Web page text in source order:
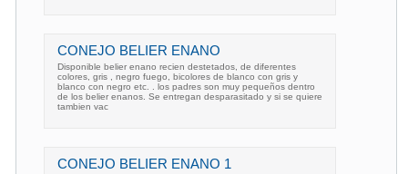
CONEJO BELIER ENANO
Disponible belier enano recien destetados, de diferentes
colores, gris , negro fuego, bicolores de blanco con gris y
blanco con negro etc. . los padres son muy pequeños dentro
de los belier enanos. Se entregan desparasitado y si se quiere
tambien vac
CONEJO BELIER ENANO 1